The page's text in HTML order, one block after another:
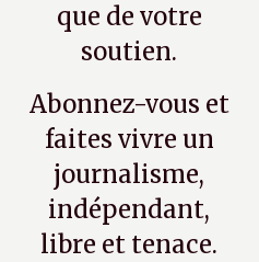
que de votre
soutien.
Abonnez-vous et
faites vivre un
journalisme,
indépendant,
libre et tenace.